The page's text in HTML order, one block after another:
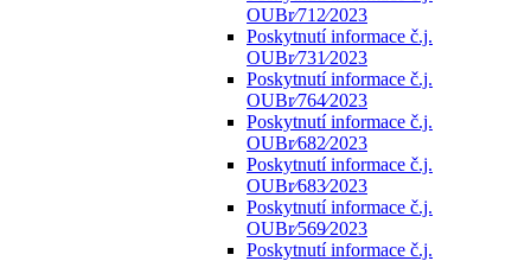
OUBr⁄712⁄2023
Poskytnutí informace č.j.
OUBr⁄731⁄2023
Poskytnutí informace č.j.
OUBr⁄764⁄2023
Poskytnutí informace č.j.
OUBr⁄682⁄2023
Poskytnutí informace č.j.
OUBr⁄683⁄2023
Poskytnutí informace č.j.
OUBr⁄569⁄2023
Poskytnutí informace č.j.